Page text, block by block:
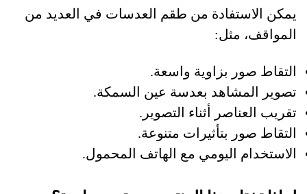
يمكن الاستفادة من طقم العدسات في العديد من
المواقف، مثل:
التقاط صور بزاوية واسعة.
تصوير المشاهد بعدسة عين السمكة.
تقريب العناصر أثناء التصوير.
التقاط صور بتأثيرات متنوعة.
الاستخدام اليومي مع الهاتف المحمول.